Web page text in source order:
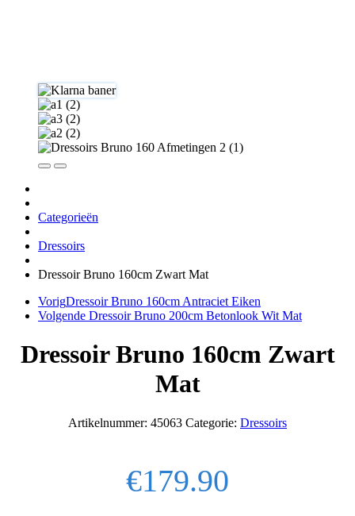
Categorieën
Dressoirs
Dressoir Bruno 160cm Zwart Mat
VorigDressoir Bruno 160cm Antraciet Eiken
Volgende Dressoir Bruno 200cm Betonlook Wit Mat
Dressoir Bruno 160cm Zwart
Mat
Artikelnummer: 45063 Categorie: Dressoirs
€179.90